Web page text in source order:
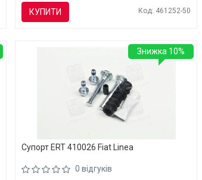
КУПИТИ Код: 461252-50
Супорт ERT 410026 Fiat Linea
0 відгуків
Знижка 10%